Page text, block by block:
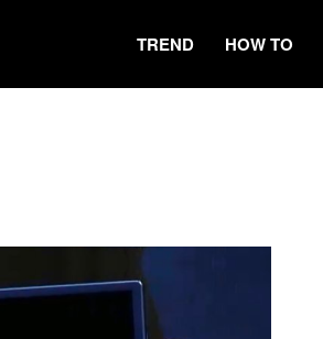
TREND HOW TO